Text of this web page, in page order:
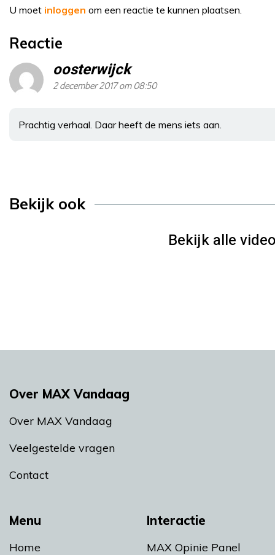
U moet inloggen om een reactie te kunnen plaatsen.
Reactie
oosterwijck
2 december 2017 om 08:50
Prachtig verhaal. Daar heeft de mens iets aan.
Bekijk ook
Bekijk alle
Menu
Home
Interactie
MAX Opinie Panel
Over MAX Vandaag
Over MAX Vandaag
Veelgestelde vragen
Contact